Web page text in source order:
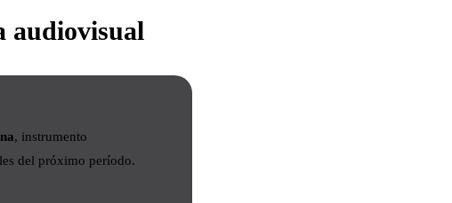
audiovisual
, instrumento
del próximo período.